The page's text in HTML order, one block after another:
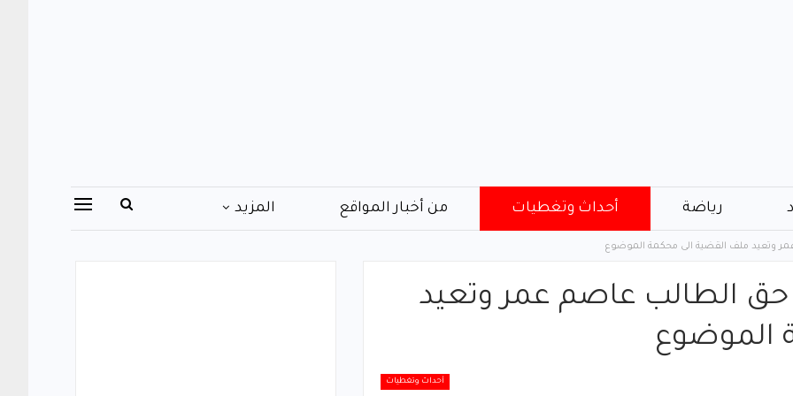
رياضة أحداث وتغطيات من أخبار المواقع المزيد
وتعيد ملف القضية الى محكمة الموضوع
حق الطالب عاصم عمر وتعيد
الموضوع
أحداث وتغطيات